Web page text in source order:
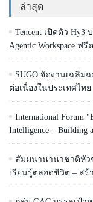
ล่าสุด
Tencent เปิดตัว Hy3
Agentic Workspace ฟ
SUGO จัดงานเฉลิม
ต่อเนื่องในประเทศไทย
International Forum
Intelligence – Building
Convenes
สัมมนานานาชาติหัว
เรียนรู้ตลอดชีวิต – สร้
มนุษย์» จัดขึ้น